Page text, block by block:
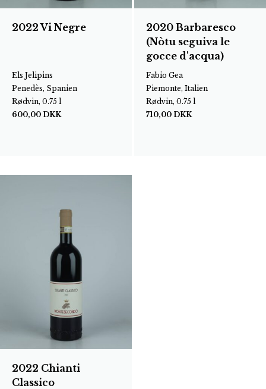
2022 Vi Negre
Els Jelipins
Penedès, Spanien
Rødvin, 0.75 l
600,00 DKK
2020 Barbaresco
(Nòtu seguiva le
gocce d'acqua)
Fabio Gea
Piemonte, Italien
Rødvin, 0.75 l
710,00 DKK
2022 Chianti
Classico